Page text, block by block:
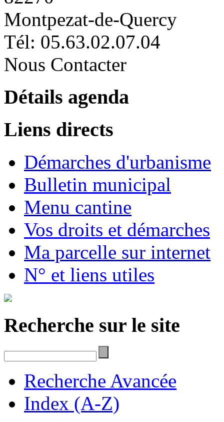
Montpezat-de-Quercy
Tél: 05.63.02.07.04
Nous Contacter
Détails agenda
Liens directs
Démarches d'urbanisme
Bulletin municipal
Menu cantine
Vos droits et démarches
Ma parcelle sur internet
N° et liens utiles
Recherche sur le site
Recherche Avancée
Index (A-Z)